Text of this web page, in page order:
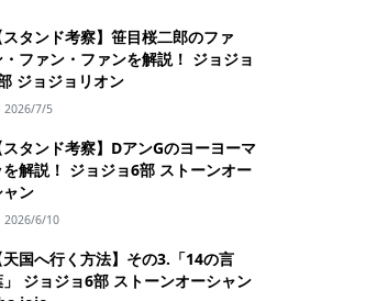
スタンド考察】笹目桜二郎のファ
・ファン・ファンを解説！ ジョジョ
ジョジョリオン
2026/7/5
スタンド考察】DアンGのヨーヨーマ
を解説！ ジョジョ6部 ストーンオー
ャン
2026/6/10
天国へ行く方法】その3.「14の言
ジョジョ6部 ストーンオーシャン